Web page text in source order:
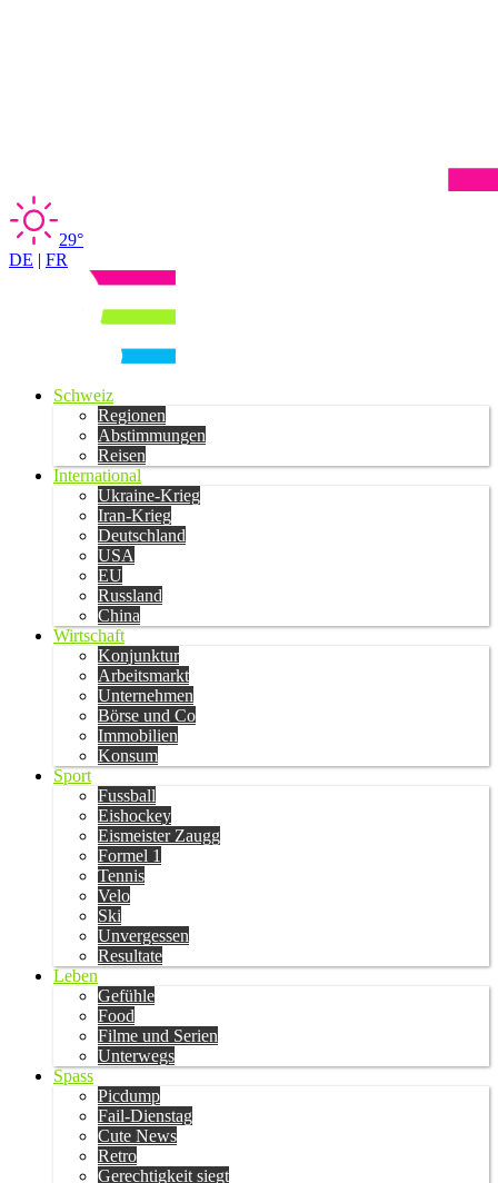
29°
DE | FR
Schweiz
Regionen
Abstimmungen
Reisen
International
Ukraine-Krieg
Iran-Krieg
Deutschland
USA
EU
Russland
China
Wirtschaft
Konjunktur
Arbeitsmarkt
Unternehmen
Börse und Co
Immobilien
Konsum
Sport
Fussball
Eishockey
Eismeister Zaugg
Formel 1
Tennis
Velo
Ski
Unvergessen
Resultate
Leben
Gefühle
Food
Filme und Serien
Unterwegs
Spass
Picdump
Fail-Dienstag
Cute News
Retro
Gerechtigkeit siegt